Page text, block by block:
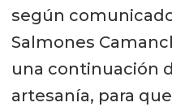
según
Salmones
una continuación
artesanía, para